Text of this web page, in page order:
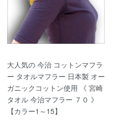
大人気の 今治 コットンマフラ
ー タオルマフラー 日本製 オー
ガニックコットン使用 《 宮崎
タオル 今治マフラー ７０ 》
【カラー1～15】